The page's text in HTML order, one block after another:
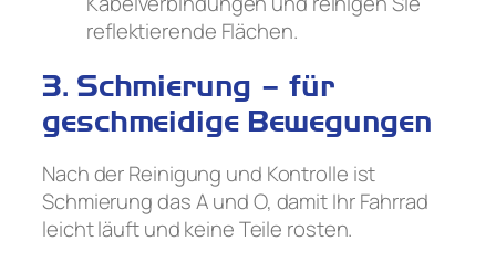
reflektierende Flächen.
3. Schmierung – für
geschmeidige Bewegungen
Nach der Reinigung und Kontrolle ist
Schmierung das A und O, damit Ihr Fahrrad
leicht läuft und keine Teile rosten.